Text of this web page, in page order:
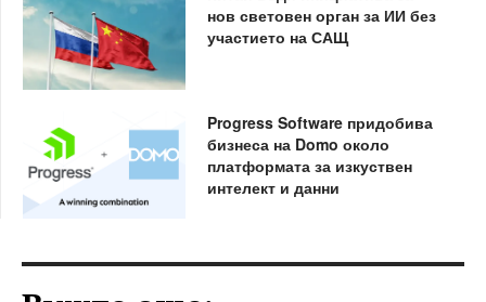
нов световен орган за ИИ без
участието на САЩ
Progress Software придобива
бизнеса на Domo около
платформата за изкуствен
интелект и данни